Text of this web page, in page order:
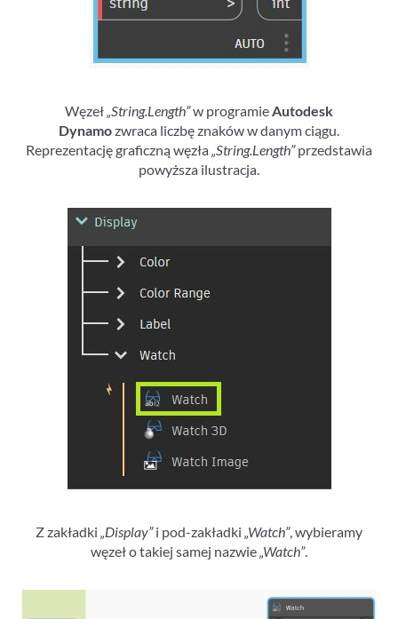
Węzeł„String.Length”w programieAutodesk
Dynamozwraca liczbę znaków w danym ciągu.
Reprezentację graficzną węzła„String.Length”przedstawia
powyższa ilustracja.
Z zakładki „Display”i pod-zakładki „Watch”, wybieramy
węzeł o takiej samej nazwie„Watch”.